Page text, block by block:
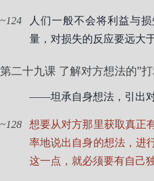
124
人们一般不会将利益与
量，对损失的反应要远大
第二十九课 了解对方想法的"
——坦承自身想法，引出
128
想要从对方那里获取真正
率地说出自身的想法，进
这一点，就必须要有自己